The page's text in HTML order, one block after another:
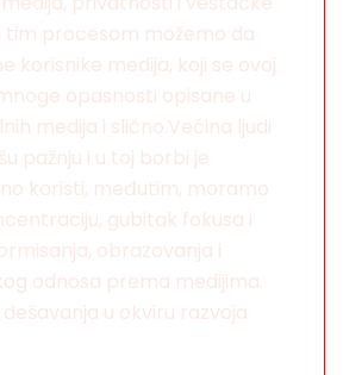
tim procesom možemo da
korisnike medija, koji se ovoj
opasnosti opisane u
medija i slično.Većina ljudi
pažnju i u toj borbi je
koristi, međutim, moramo
gubitak fokusa i
obrazovanja i
odnosa prema medijima.
u okviru razvoja